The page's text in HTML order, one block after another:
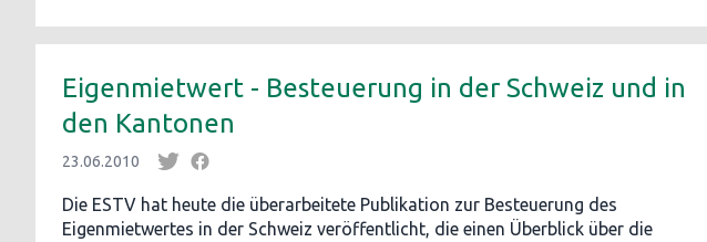
Eigenmietwert - Besteuerung in der Schweiz und in
den Kantonen
23.06.2010
Die ESTV hat heute die überarbeitete Publikation zur Besteuerung des
Eigenmietwertes in der Schweiz veröffentlicht, die einen Überblick über die